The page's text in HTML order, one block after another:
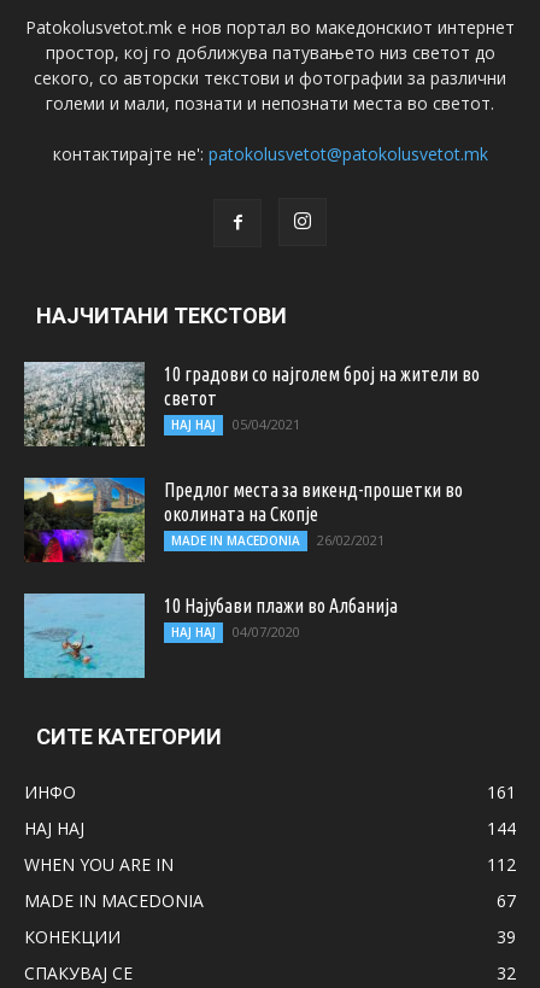
Patokolusvetot.mk е нов портал во македонскиот интернет
простор, кој го доближува патувањето низ светот до
секого, со авторски текстови и фотографии за различни
големи и мали, познати и непознати места во светот.
контактирајте не': patokolusvetot@patokolusvetot.mk
НАЈЧИТАНИ ТЕКСТОВИ
10 градови со најголем број на жители во
светот
НАЈ НАЈ 05/04/2021
Предлог места за викенд-прошетки во
околината на Скопје
MADE IN MACEDONIA 26/02/2021
10 Најубави плажи во Албанија
НАЈ НАЈ 04/07/2020
СИТЕ КАТЕГОРИИ
ИНФО
161
НАЈ НАЈ
144
WHEN YOU ARE IN
112
MADE IN MACEDONIA
67
КОНЕКЦИИ
39
СПАКУВАЈ СЕ
32